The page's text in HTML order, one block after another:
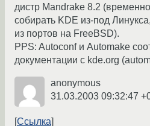
дистр Mandrake 8.2
собирать KDE из-под
из портов на FreeBSD).
PPS: Autoconf и Automake
документации с kde.org
anonymous
31.03.2003 09:32:47
Ссылка